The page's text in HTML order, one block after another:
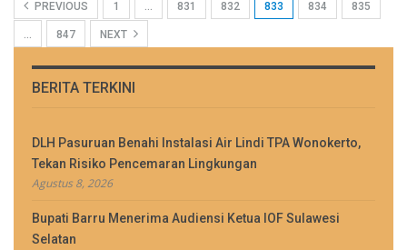
PREVIOUS 1 … 831 832 833 834 835
… 847 NEXT
BERITA TERKINI
DLH Pasuruan Benahi Instalasi Air Lindi TPA Wonokerto,
Tekan Risiko Pencemaran Lingkungan
Agustus 8, 2026
Bupati Barru Menerima Audiensi Ketua IOF Sulawesi
Selatan